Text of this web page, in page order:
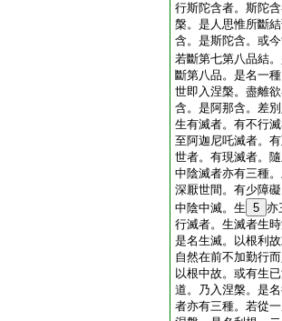
行斯陀含者。斯陀
槃。是人思惟所斷
含。是斯陀含。或
若斷第七第八品結
斷第八品。是名一
世即入涅槃。盡離
含。是阿那含。差
生有滅者。有不行
至阿迦尼吒滅者。
世者。有現滅者。
中陰滅者亦有三種
深厭世間。有少障
中陰中滅。生 5 亦
行滅者。生滅者生
是名生滅。以根利
自然在前不加勤行
以根中故。或有生
道。乃入涅槃。是
者亦有三種。若從